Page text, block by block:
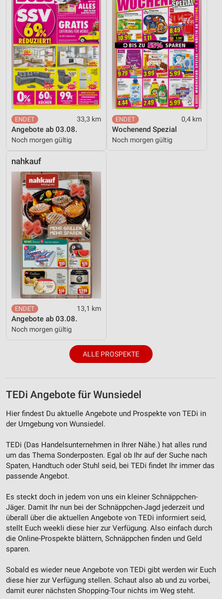
33,3 km
Angebote ab 03.08.
Noch morgen gültig
0,4 km
Wochenend Spezial
Noch morgen gültig
nahkauf
13,1 km
Angebote ab 03.08.
Noch morgen gültig
ALLE PROSPEKTE
TEDi Angebote für Wunsiedel
Hier findest Du aktuelle Angebote und Prospekte von TEDi in
der Umgebung von Wunsiedel.
TEDi (Das Handelsunternehmen in Ihrer Nähe.) hat alles rund
um das Thema Sonderposten. Egal ob Ihr auf der Suche nach
Spaten, Handtuch oder Stuhl seid, bei TEDi findet Ihr immer das
passende Angebot.
Es steckt doch in jedem von uns ein kleiner Schnäppchen-
Jäger. Damit Ihr nun bei der Schnäppchen-Jagd jederzeit und
überall über die aktuellen Angebote von TEDi informiert seid,
stellt Euch weekli diese hier zur Verfügung. Also einfach durch
die Online-Prospekte blättern, Schnäppchen finden und Geld
sparen.
Sobald es wieder neue Angebote von TEDi gibt werden wir Euch
diese hier zur Verfügung stellen. Schaut also ab und zu vorbei,
damit eurer nächsten Shopping-Tour nichts im Weg steht.
Funktional
Werbung